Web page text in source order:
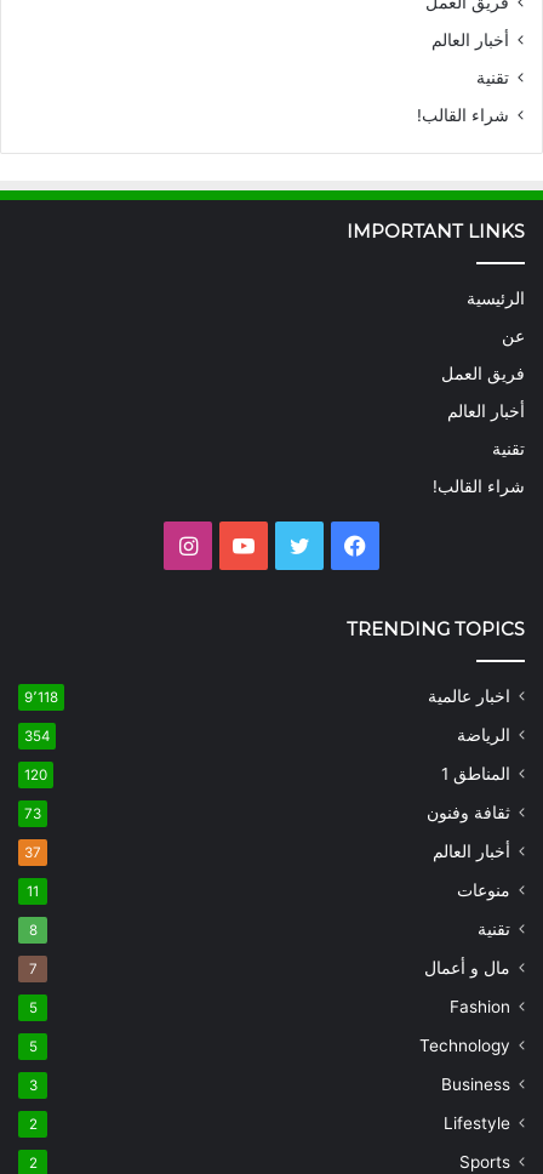
أخبار العالم
تقنية
شراء القالب!
IMPORTANT LINKS
الرئيسية
عن
فريق العمل
أخبار العالم
تقنية
شراء القالب!
فيسبوك تويتر يوتيوب
TRENDING TOPICS
اخبار عالمية 9٬118
الرياضة 354
المناطق 1 120
ثقافة وفنون 73
أخبار العالم 37
منوعات 11
تقنية 8
مال و أعمال 7
Fashion
5
Technology
5
Business
3
Lifestyle
2
Sports
2